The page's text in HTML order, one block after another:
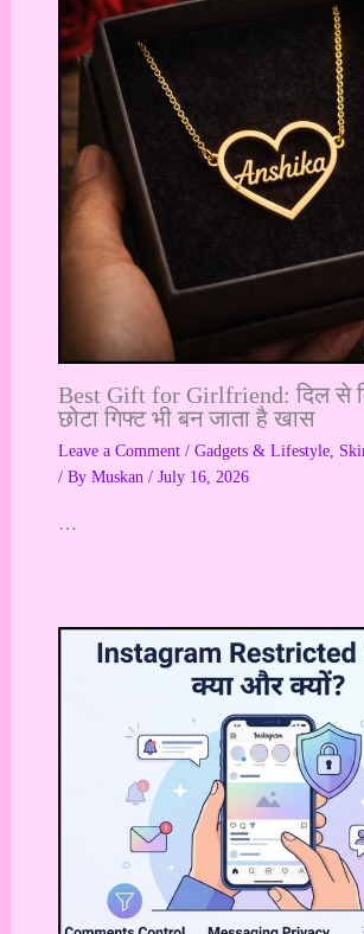
Best Gift for Girlfriend: दिल से
छोटा गिफ्ट भी बन जाता है खास
Leave a Comment / Gadgets & Lifestyle,
/ By Muskan / July 16, 2026
…